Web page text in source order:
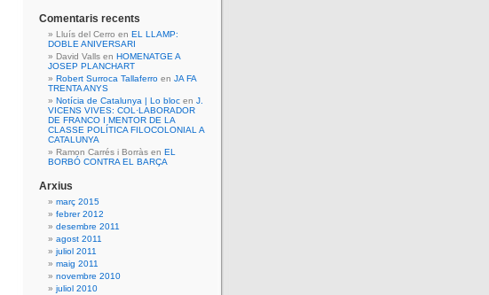
Comentaris recents
Lluís del Cerro en EL LLAMP:
DOBLE ANIVERSARI
David Valls en HOMENATGE A
JOSEP PLANCHART
Robert Surroca Tallaferro en JA FA
TRENTA ANYS
Notícia de Catalunya | Lo bloc en J.
VICENS VIVES: COL·LABORADOR
DE FRANCO I MENTOR DE LA
CLASSE POLÍTICA FILOCOLONIAL A
CATALUNYA
Ramon Carrés i Borràs en EL
BORBÓ CONTRA EL BARÇA
Arxius
març 2015
febrer 2012
desembre 2011
agost 2011
juliol 2011
maig 2011
novembre 2010
juliol 2010